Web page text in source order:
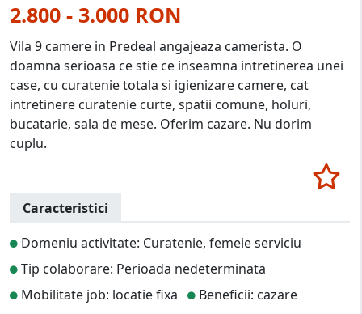
2.800 - 3.000 RON
Vila 9 camere in Predeal angajeaza camerista. O
doamna serioasa ce stie ce inseamna intretinerea unei
case, cu curatenie totala si igienizare camere, cat
intretinere curatenie curte, spatii comune, holuri,
bucatarie, sala de mese. Oferim cazare. Nu dorim
cuplu.
Caracteristici
Domeniu activitate: Curatenie, femeie serviciu
Tip colaborare: Perioada nedeterminata
Mobilitate job: locatie fixa
Beneficii: cazare